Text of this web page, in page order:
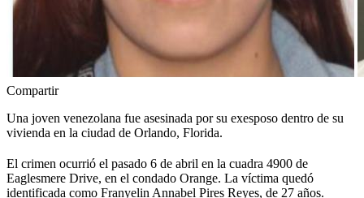
Compartir
Una joven venezolana fue asesinada por su exesposo dentro de su
vivienda en la ciudad de Orlando, Florida.
El crimen ocurrió el pasado 6 de abril en la cuadra 4900 de
Eaglesmere Drive, en el condado Orange. La víctima quedó
identificada como Franyelin Annabel Pires Reyes, de 27 años.